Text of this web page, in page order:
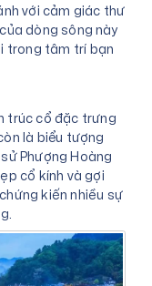
với cảm giác thư
dòng sông này
trong tâm trí bạn
trúc cổ đặc trưng
là biểu tượng
Phượng Hoàng
cổ kính và gợi
kiến nhiều sự